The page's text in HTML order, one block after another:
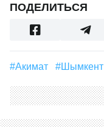
ПОДЕЛИТЬСЯ
#акимат #Шымкент